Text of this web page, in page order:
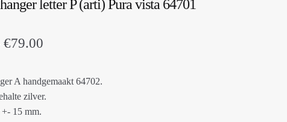
letter P (arti) Pura vista 64701
€79.00Prijsklasse:
tot
A handgemaakt 64702.
zilver.
15 mm.